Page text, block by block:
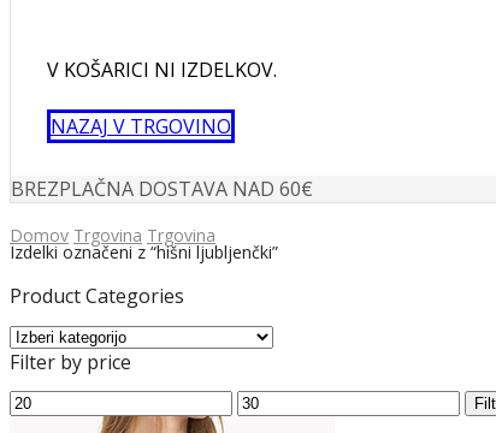
V KOŠARICI NI IZDELKOV.
NAZAJ V TRGOVINO
BREZPLAČNA DOSTAVA NAD 60€
Domov Trgovina Trgovina
Izdelki označeni z “hišni ljubljenčki”
Product Categories
Filter by price
Min
Max